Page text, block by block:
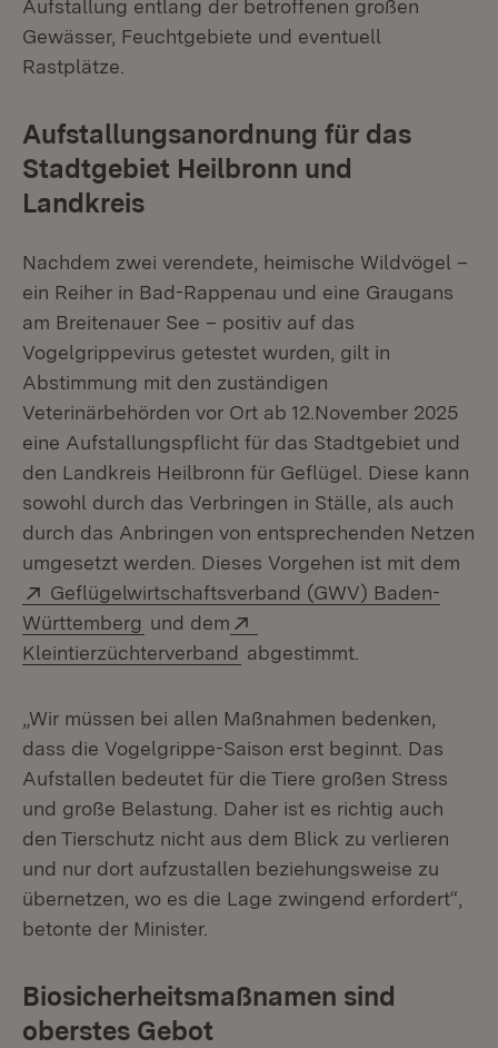
Aufstallung entlang der betroffenen großen
Gewässer, Feuchtgebiete und eventuell
Rastplätze.
Aufstallungsanordnung für das
Stadtgebiet Heilbronn und
Landkreis
Nachdem zwei verendete, heimische Wildvögel –
ein Reiher in Bad-Rappenau und eine Graugans
am Breitenauer See – positiv auf das
Vogelgrippevirus getestet wurden, gilt in
Abstimmung mit den zuständigen
Veterinärbehörden vor Ort ab 12.November 2025
eine Aufstallungspflicht für das Stadtgebiet und
den Landkreis Heilbronn für Geflügel. Diese kann
sowohl durch das Verbringen in Ställe, als auch
durch das Anbringen von entsprechenden Netzen
umgesetzt werden. Dieses Vorgehen ist mit dem
Extern:
Geflügelwirtschaftsverband (GWV) Baden-
Württemberg (Öffnet in neuem Fenster)
und dem
Kleintierzüchterverband (Öffnet in neuem Fenster)
abgestimmt.
„Wir müssen bei allen Maßnahmen bedenken,
dass die Vogelgrippe-Saison erst beginnt. Das
Aufstallen bedeutet für die Tiere großen Stress
und große Belastung. Daher ist es richtig auch
den Tierschutz nicht aus dem Blick zu verlieren
und nur dort aufzustallen beziehungsweise zu
übernetzen, wo es die Lage zwingend erfordert“,
betonte der Minister.
Biosicherheitsmaßnamen sind
oberstes Gebot